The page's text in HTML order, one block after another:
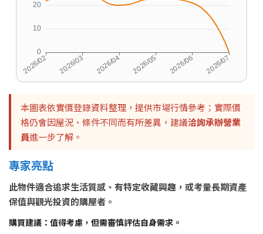
本圖表依實價登錄資料整理，提供市場行情參考；實際價
格仍會因屋況、條件不同而有所差異，建議洽詢承辦營業
員進一步了解。
專家亮點
此物件適合追求生活質感、有特定收藏興趣，或考量長期資產
保值與觀光投資的購屋者。
購買建議：值得考慮，但需審慎評估自身需求。